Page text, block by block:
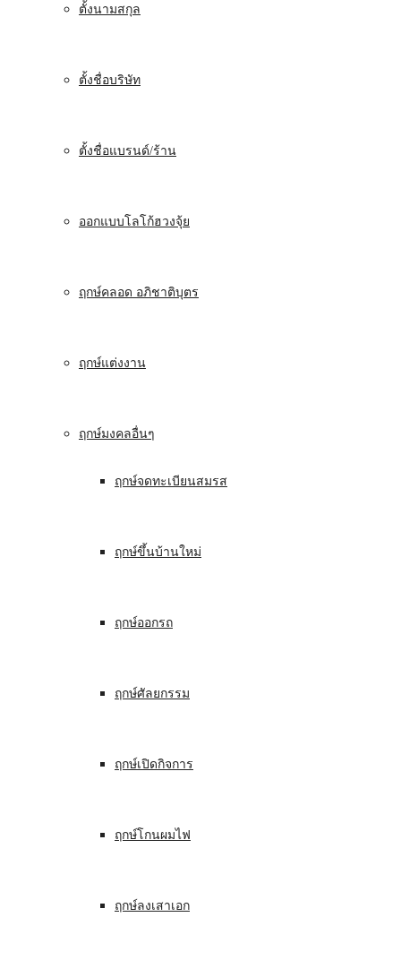
ตั้งนามสกุล
ตั้งชื่อบริษัท
ตั้งชื่อแบรนด์/ร้าน
ออกแบบโลโก้ฮวงจุ้ย
ฤกษ์คลอด อภิชาติบุตร
ฤกษ์แต่งงาน
ฤกษ์มงคลอื่นๆ
ฤกษ์จดทะเบียนสมรส
ฤกษ์ขึ้นบ้านใหม่
ฤกษ์ออกรถ
ฤกษ์ศัลยกรรม
ฤกษ์เปิดกิจการ
ฤกษ์โกนผมไฟ
ฤกษ์ลงเสาเอก